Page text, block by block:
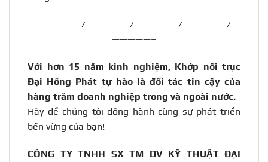
—————–/—————–/—————–/—————–/
—————–
Với hơn 15 năm kinh nghiệm, Khớp nối trục
Đại Hồng Phát tự hào là đối tác tin cậy của
hàng trăm doanh nghiệp trong và ngoài nước.
Hãy để chúng tôi đồng hành cùng sự phát triển
bền vững của bạn!
CÔNG TY TNHH SX TM DV KỸ THUẬT ĐẠI